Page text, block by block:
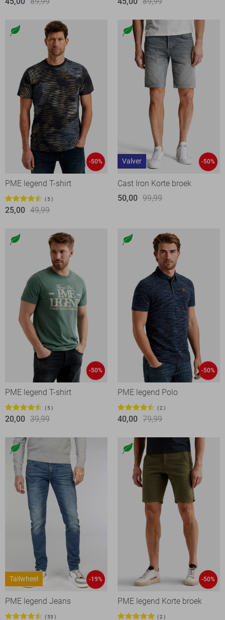
-50%
PME legend T-shirt
5
25,00 49,99
Valver -50%
Cast Iron Korte broek
50,00 99,99
-50%
PME legend T-shirt
5
20,00 39,99
-50%
PME legend Polo
2
40,00 79,99
Tailwheel -19%
PME legend Jeans
53
-50%
PME legend Korte broek
2